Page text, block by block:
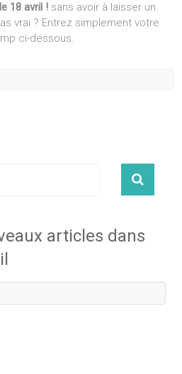
18 avril ! sans avoir à laisser un
vrai ? Entrez simplement votre
ci-dessous.
articles dans